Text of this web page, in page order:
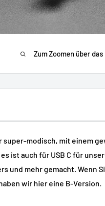
Zum Zoomen über
super-modisch, mit einem
ist auch für USB C für
und mehr gemacht. Wenn
wir hier eine B-Version.